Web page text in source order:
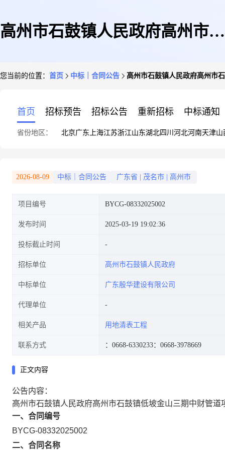
高州市石鼓镇人民政府高州市石
您当前的位置： 首页 中标｜合同公告 高州市石鼓镇人民政府高州市
首页 招标预告 招标公告 重新招标 中标通知
省份地区： 北京广东 上海江苏浙江山东湖北四川 河北河南天津山
2026-08-09 中标｜合同公告 广东省 茂名市 高州市
项目编号 BYCG-08332025002
发布时间 2025-03-19 19:02:36
投标截止时间
招标单位 高州市石鼓镇人民政府
中标单位 广东殷华建设有限公司
代理单位
相关产品 用地清表工程
联系方式 ：0668-6330233：0668-3978669
正文内容
公告内容：
高州市石鼓镇人民政府高州市石鼓镇低坡金山三期中财管道
一、合同编号
BYCG-08332025002
二、合同名称